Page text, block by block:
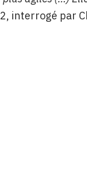
interrogé par